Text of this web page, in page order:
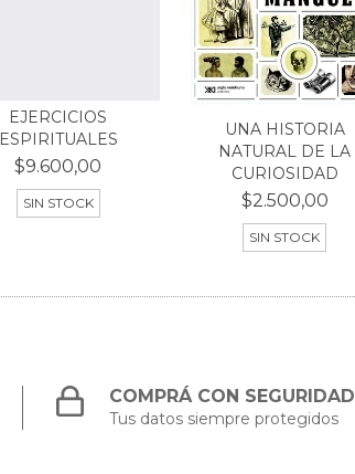
EJERCICIOS
ESPIRITUALES
$9.600,00
SIN STOCK
UNA HISTORIA
NATURAL DE LA
CURIOSIDAD
$2.500,00
SIN STOCK
COMPRÁ CON SEGURIDAD
Tus datos siempre protegidos